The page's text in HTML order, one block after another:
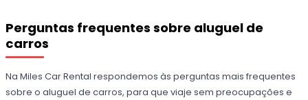
Perguntas frequentes sobre aluguel de
carros
Na Miles Car Rental respondemos às perguntas mais frequentes
sobre o aluguel de carros, para que viaje sem preocupações e